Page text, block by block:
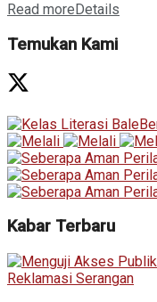
Read moreDetails
Temukan Kami
Kabar Terbaru